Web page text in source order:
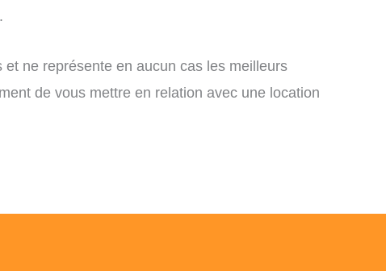
ne représente en aucun cas les meilleurs
de vous mettre en relation avec une location